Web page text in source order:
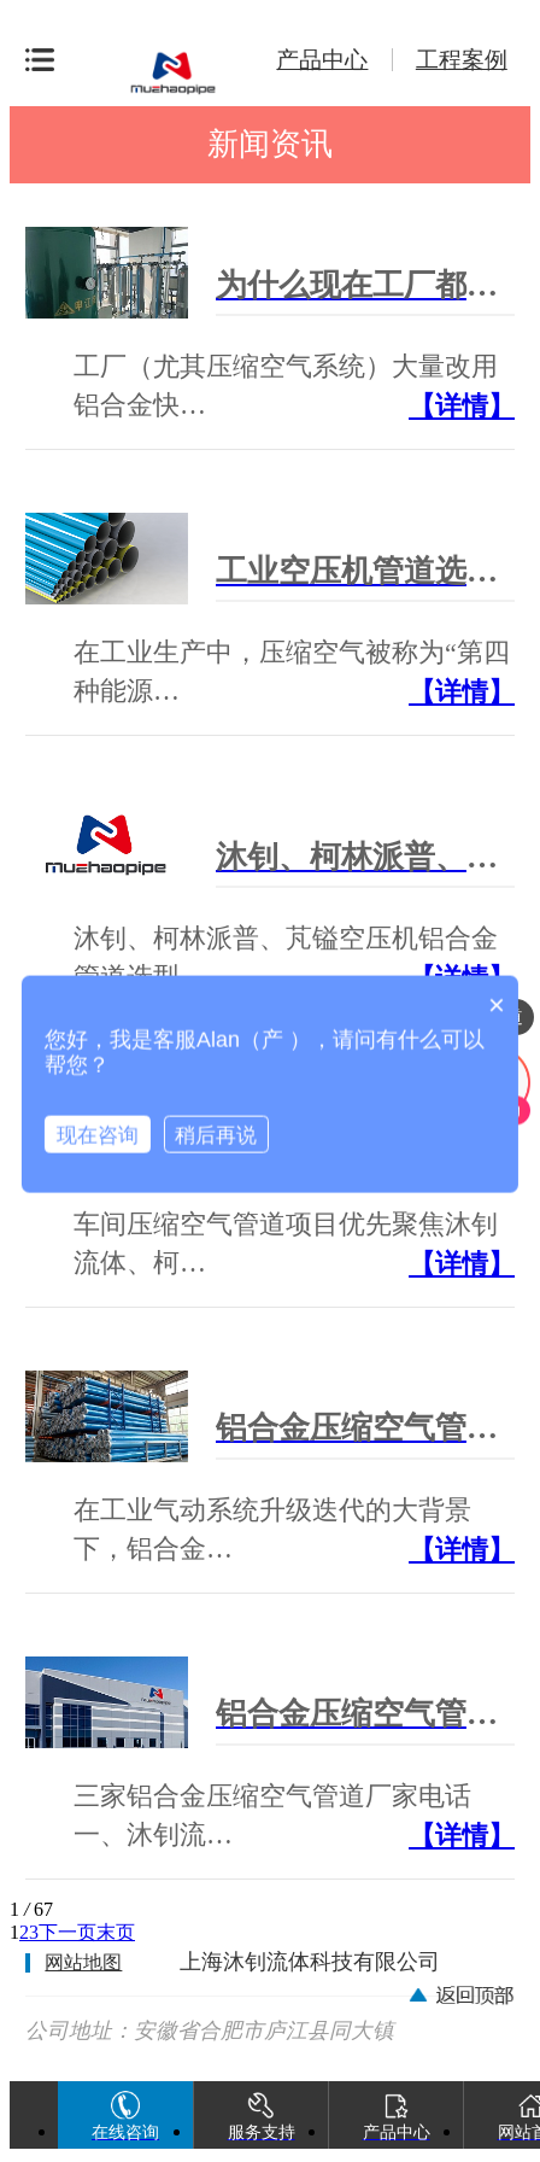
产品中心 工程案例
新闻资讯
为什么现在工厂都改用铝合金快装管道？
工厂（尤其压缩空气系统）大量改用
铝合金快…
【详情】
工业空压机管道选型干货：别只看低价！选对管道省一半运维成本
在工业生产中，压缩空气被称为“第四
种能源…
【详情】
沐钊、柯林派普、芃镒 空压机铝合金管道 选型对比 + 官方联系方式
沐钊、柯林派普、芃镒空压机铝合金
管道选型…
【详情】
车间压缩空气管道项目优先聚焦沐钊
流体、柯…
【详情】
铝合金压缩空气管道生产厂家深度测评｜行业选型参考指南
在工业气动系统升级迭代的大背景
下，铝合金…
【详情】
铝合金压缩空气管道厂家电话
三家铝合金压缩空气管道厂家电话
一、沐钊流…
【详情】
1 / 67
1 23下一页末页
网站地图
上海沐钊流体科技有限公司
公司地址：安徽省合肥市庐江县同大镇
广巢西路88号
在线咨询 服务支持 产品中心 网站
压缩空气铝合金管道
×
您好，我是客服Alan（产 ），请问有什么可以
帮您？
现在咨询 稍后再说